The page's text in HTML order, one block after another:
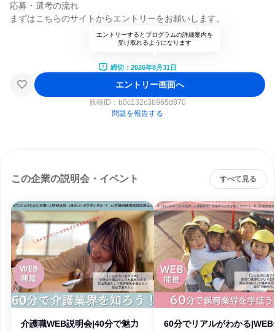
応募・選考の流れ
まずはこちらのサイトからエントリーをお願いします。
エントリーするとプログラムの詳細案内を
受け取れるようになります
締切：2026年8月31日
エントリー画面へ
原稿ID： b0c132c3b965d870
問題を報告する
この企業の説明会・イベント すべて見る
介護職WEB説明会|40分で魅力
60分でリアルがわかる|WEB